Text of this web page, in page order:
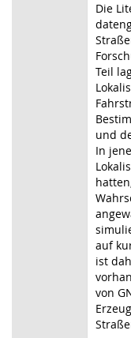
Die
Teil
und
In
auf
ist
von